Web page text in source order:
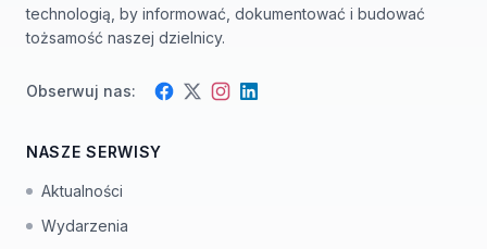
technologią, by informować, dokumentować i budować
tożsamość naszej dzielnicy.
Obserwuj nas: Facebook
TwitterInstagram
LinkedIn
NASZE SERWISY
Aktualności
Wydarzenia